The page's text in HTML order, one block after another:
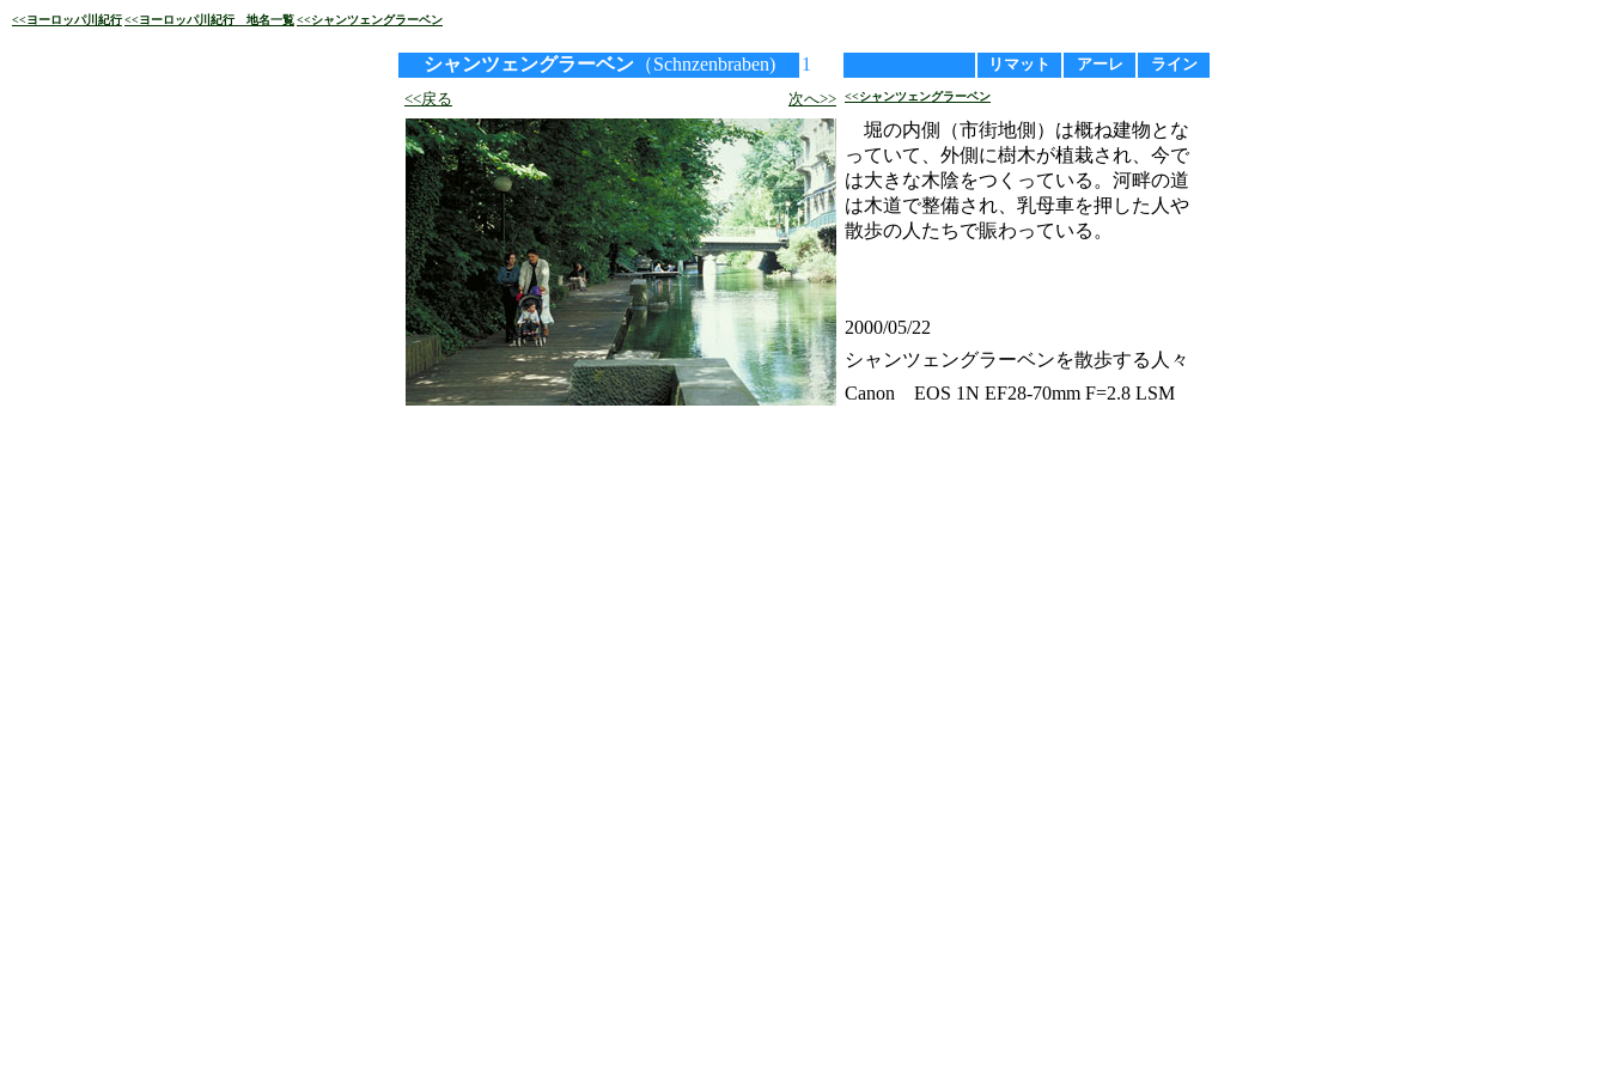
<<ヨーロッパ川紀行<<ヨーロッパ川紀行 地名一覧<<シャンツェングラーベン
シャンツェングラーベン（Schnzenbraben) 1 リマット アーレ
ライン
<<戻る
次へ>> <<シャンツェングラーベン
堀の内側（市街地側）は概ね建物とな
っていて、外側に樹木が植栽され、今で
は大きな木陰をつくっている。河畔の道
は木道で整備され、乳母車を押した人や
散歩の人たちで賑わっている。
2000/05/22
シャンツェングラーベンを散歩する人々
Canon EOS 1N EF28-70mm F=2.8 LSM